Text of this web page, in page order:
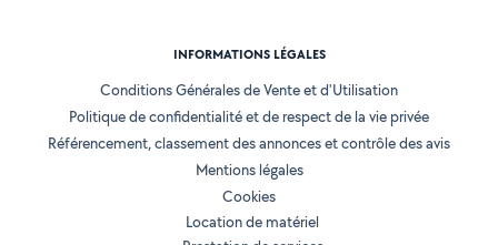
INFORMATIONS LÉGALES
Conditions Générales de Vente et d'Utilisation
Politique de confidentialité et de respect de la vie privée
Référencement, classement des annonces et contrôle des avis
Mentions légales
Cookies
Location de matériel